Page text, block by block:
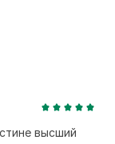
высший